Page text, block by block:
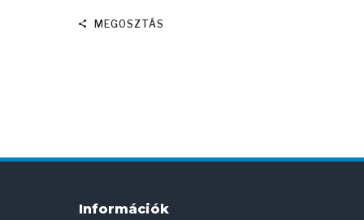
MEGOSZTÁS
Információk